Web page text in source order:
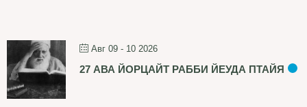
Авг 09 - 10 2026
27 АВА ЙОРЦАЙТ РАББИ ЙЕУДА ПТАЙЯ